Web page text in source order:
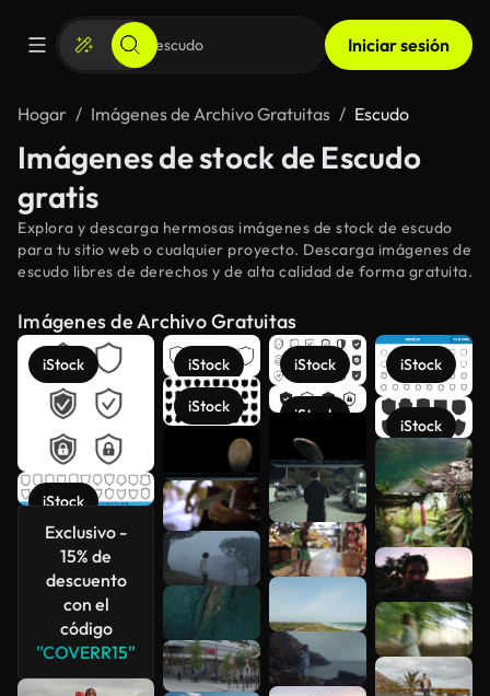
Iniciar sesión
Hogar Imágenes de Archivo Gratuitas Escudo
Imágenes de stock de Escudo
gratis
Explora y descarga hermosas imágenes de stock de escudo
para tu sitio web o cualquier proyecto. Descarga imágenes de
escudo libres de derechos y de alta calidad de forma gratuita.
Imágenes de Archivo Gratuitas
iStock
iStock
Exclusivo -
15% de
descuento
con el
código
"COVERR15"
iStock
iStock
iStock
iStock
iStock
iStock
Ver más